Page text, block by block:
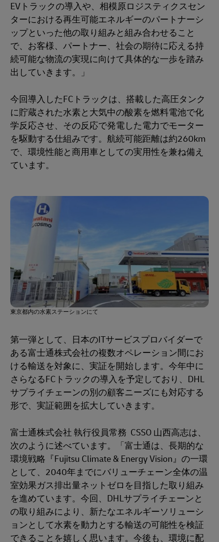
EVトラックの導入や、相模原ロジスティクスセン
ターにおける再生可能エネルギーのパートナーシ
ップといった他の取り組みと組み合わせること
で、お客様、パートナー、社会の期待に応える持
続可能な物流の実現に向けて具体的な一歩を踏み
出していきます。」
今回導入したFCトラックは、搭載した高圧タンク
に貯蔵された水素と大気中の酸素を燃料電池で化
学反応させ、その反応で発電した電力でモーター
を駆動する仕組みです。航続可能距離は約260km
で、環境性能と商用車としての実用性を兼ね備え
ています。
東京都内の水素ステーションにて
第一弾として、日本のITサービスプロバイダーで
ある富士通株式会社の複数オペレーション間にお
ける輸送を対象に、実証を開始します。今年中に
さらなるFCトラックの導入を予定しており、DHL
サプライチェーンの別の顧客ニーズにも対応する
形で、実証範囲を拡大していきます。
富士通株式会社 執行役員常務 CSSO 山西高志は、
次のように述べています。「富士通は、長期的な
環境戦略『Fujitsu Climate & Energy Vision』の一環
として、2040年までにバリューチェーン全体の温
室効果ガス排出量ネットゼロを目指した取り組み
を進めています。今回、DHLサプライチェーンと
の取り組みにより、新たなエネルギーソリューシ
ョンとして水素を動力とする輸送の可能性を検証
できることを嬉しく思います。今後も、環境に配